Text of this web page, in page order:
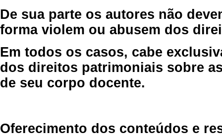
De sua parte os autores não
forma violem ou abusem dos
Em todos os casos, cabe
dos direitos patrimoniais sobre
de seu corpo docente.
Oferecimento dos conteúdos e